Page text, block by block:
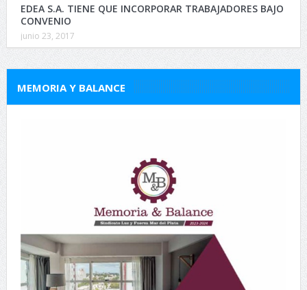
EDEA S.A. TIENE QUE INCORPORAR TRABAJADORES BAJO
CONVENIO
junio 23, 2017
MEMORIA Y BALANCE